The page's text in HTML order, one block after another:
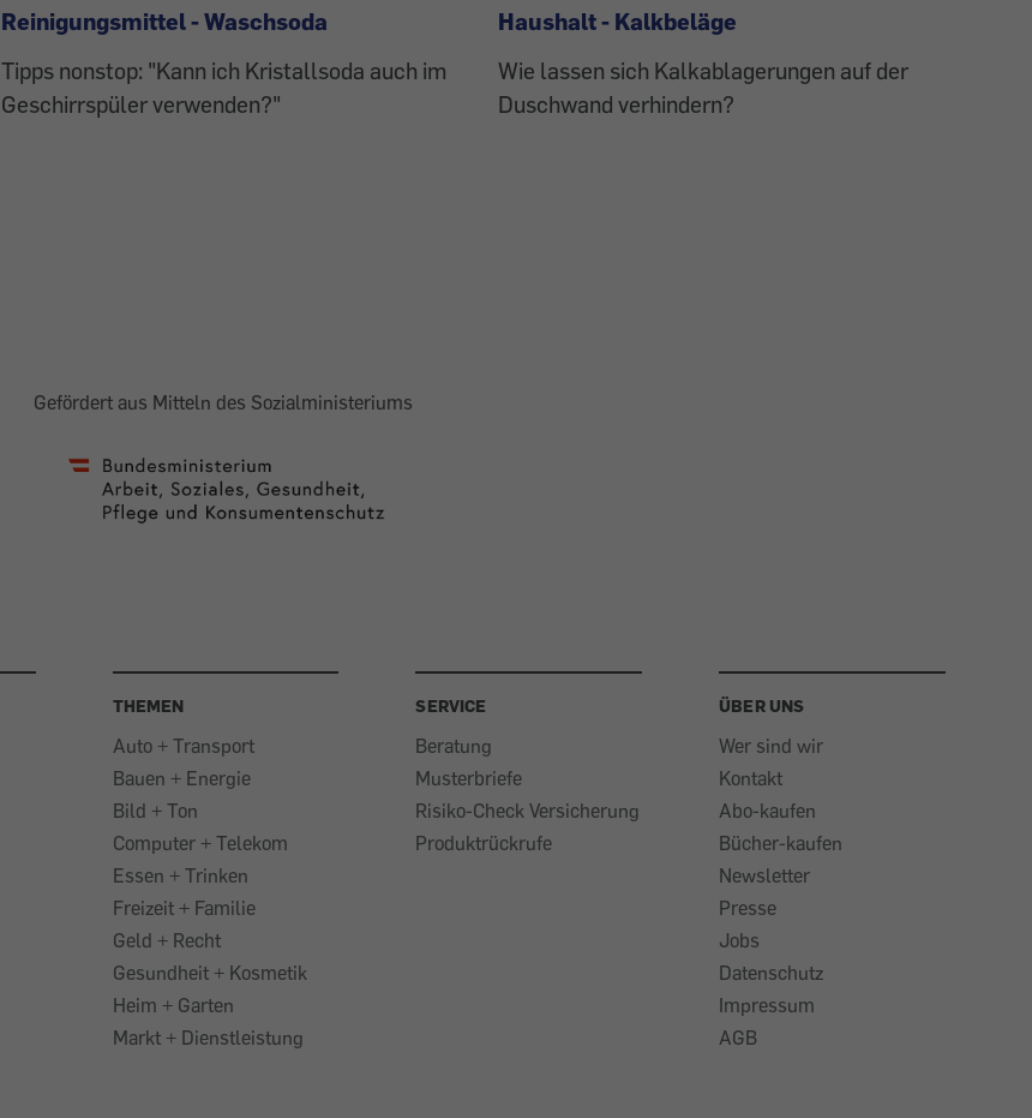
Reinigungsmittel - Waschsoda
Tipps nonstop: "Kann ich Kristallsoda auch im
Geschirrspüler verwenden?"
Haushalt - Kalkbeläge
Wie lassen sich Kalkablagerungen auf der
Duschwand verhindern?
Gefördert aus Mitteln des Sozialministeriums
THEMEN
Auto + Transport
Bauen + Energie
Bild + Ton
Computer + Telekom
Essen + Trinken
Freizeit + Familie
Geld + Recht
Gesundheit + Kosmetik
Heim + Garten
Markt + Dienstleistung
SERVICE
Beratung
Musterbriefe
Risiko-Check Versicherung
Produktrückrufe
ÜBER UNS
Wer sind wir
Kontakt
Abo-kaufen
Bücher-kaufen
Newsletter
Presse
Jobs
Datenschutz
Impressum
AGB